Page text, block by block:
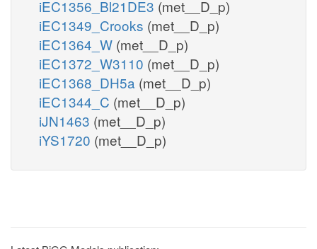
iEC1356_Bl21DE3 (met__D_p)
iEC1349_Crooks (met__D_p)
iEC1364_W (met__D_p)
iEC1372_W3110 (met__D_p)
iEC1368_DH5a (met__D_p)
iEC1344_C (met__D_p)
iJN1463 (met__D_p)
iYS1720 (met__D_p)